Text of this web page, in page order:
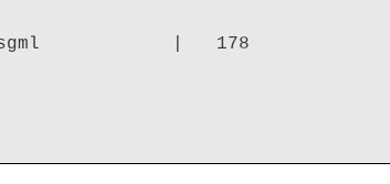
|   178